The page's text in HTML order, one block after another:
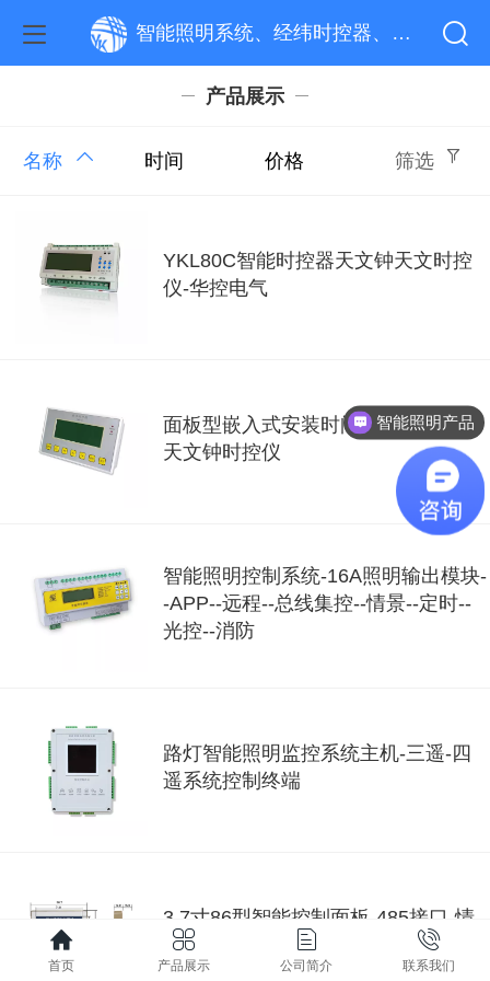
智能照明系统、经纬时控器、路灯远程监控系统、单灯制器
产品展示
名称 时间 价格 筛选
YKL80C智能时控器天文钟天文时控
仪-华控电气
面板型嵌入式安装时间经纬控制器，
天文钟时控仪
智能照明控制系统-16A照明输出模块-
-APP--远程--总线集控--情景--定时--
光控--消防
路灯智能照明监控系统主机-三遥-四
遥系统控制终端
3.7寸86型智能控制面板-485接口-情
景模式-可定制
首页 产品展示 公司简介 联系我们
智能照明产品